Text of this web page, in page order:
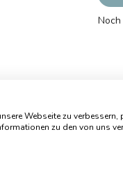
Webseite zu
zu den von uns